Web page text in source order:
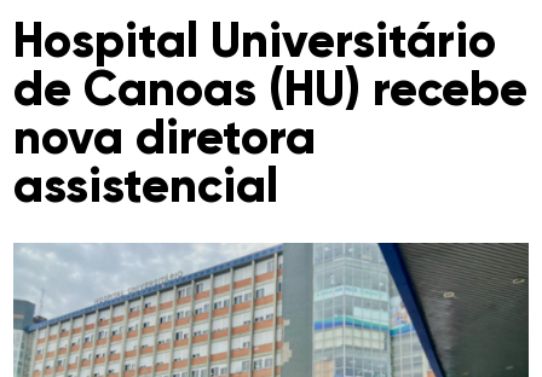
Hospital Universitário
de Canoas (HU) recebe
nova diretora
assistencial